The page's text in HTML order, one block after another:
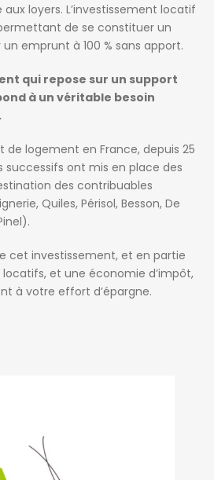
loyers. L’investissement locatif
de se constituer un
emprunt à 100 % sans apport.
qui repose sur un support
à un véritable besoin
de logement en France, depuis 25
successifs ont mis en place des
des contribuables
Quiles, Périsol, Besson, De
cet investissement, et en partie
et une économie d’impôt,
à votre effort d’épargne.